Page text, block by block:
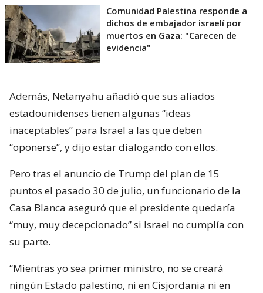
Comunidad Palestina responde a
dichos de embajador israelí por
muertos en Gaza: "Carecen de
evidencia"
Además, Netanyahu añadió que sus aliados
estadounidenses tienen algunas “ideas
inaceptables” para Israel a las que deben
“oponerse”, y dijo estar dialogando con ellos.
Pero tras el anuncio de Trump del plan de 15
puntos el pasado 30 de julio, un funcionario de la
Casa Blanca aseguró que el presidente quedaría
“muy, muy decepcionado” si Israel no cumplía con
su parte.
“Mientras yo sea primer ministro, no se creará
ningún Estado palestino, ni en Cisjordania ni en